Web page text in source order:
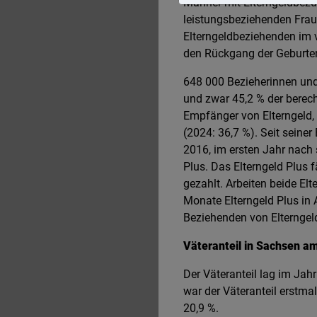
leistungsbeziehenden
Elterngeldbeziehenden
den Rückgang der
648 000 Bezieherinnen
und zwar 45,2 % der
Empfänger von
(2024: 36,7 %). Seit
2016, im ersten Jahr nach
Plus. Das Elterngeld Plus
gezahlt. Arbeiten beide
Monate Elterngeld Plus in
Beziehenden von
Väteranteil in Sachsen
Der Väteranteil lag im
war der Väteranteil
20,9 %.